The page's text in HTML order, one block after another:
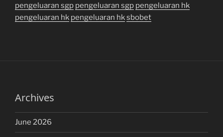
pengeluaran sgp pengeluaran sgp pengeluaran hk
pengeluaran hk pengeluaran hksbobet
Archives
June 2026